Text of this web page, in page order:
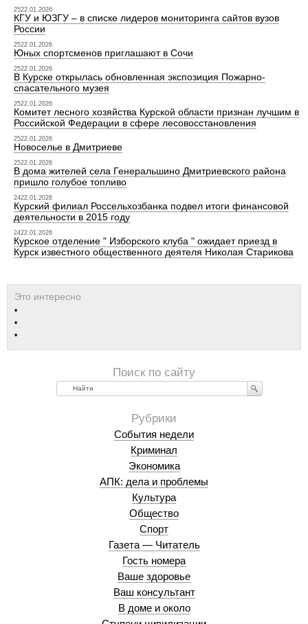
2522.01.2026
КГУ и ЮЗГУ – в списке лидеров мониторинга сайтов вузов
России
2522.01.2026
Юных спортсменов приглашают в Сочи
2522.01.2026
В Курске открылась обновленная экспозиция Пожарно-
спасательного музея
2522.01.2026
Комитет лесного хозяйства Курской области признан лучшим в
Российской Федерации в сфере лесовосстановления
2522.01.2026
Новоселье в Дмитриеве
2522.01.2026
В дома жителей села Генеральшино Дмитриевского района
пришло голубое топливо
2422.01.2026
Курский филиал Россельхозбанка подвел итоги финансовой
деятельности в 2015 году
2422.01.2026
Курское отделение " Изборского клуба " ожидает приезд в
Курск известного общественного деятеля Николая Старикова
Найти
События недели
Криминал
Экономика
АПК: дела и проблемы
Культура
Общество
Спорт
Газета — Читатель
Гость номера
Ваше здоровье
Ваш консультант
В доме и около